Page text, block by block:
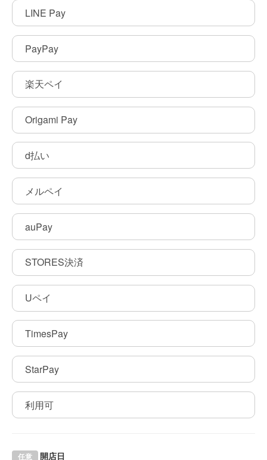
LINE Pay
PayPay
楽天ペイ
Origami Pay
d払い
メルペイ
auPay
STORES決済
Uペイ
TimesPay
StarPay
利用可
開店日
任意